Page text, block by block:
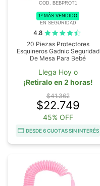
COD. BEBPROT1
1º MÁS VENDIDO
EN SEGURIDAD
4.8
20 Piezas Protectores
Esquineros Gadnic Seguridad
De Mesa Para Bebé
Llega Hoy o
¡Retiralo en 2 horas!
$41.362
$22.749
45% OFF
DESDE 6 CUOTAS SIN INTERÉS